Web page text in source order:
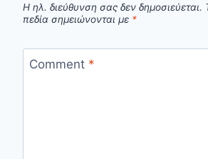
Η ηλ. διεύθυνση σας δεν δημοσιεύεται.
πεδία σημειώνονται με *
Comment *